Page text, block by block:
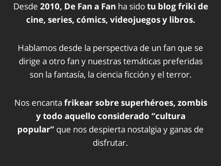
Desde 2010, De Fan a Fan ha sidotu blog friki de
cine, series, cómics, videojuegos y libros.
Hablamos desde la perspectiva de un fan que se
dirige a otro fan y nuestras temáticas preferidas
son la fantasía, la ciencia ficción y el terror.
Nos encanta frikear sobre superhéroes, zombis
y todo aquello considerado “cultura
popular” que nos despierta nostalgia y ganas de
disfrutar.